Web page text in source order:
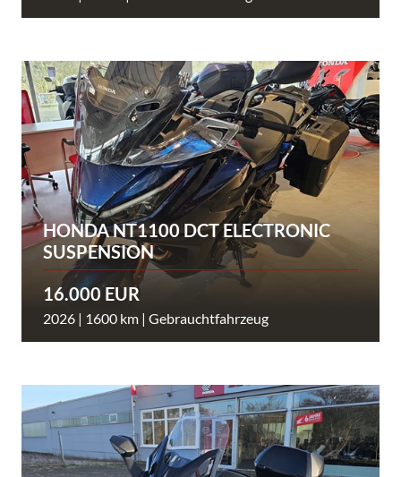
HONDA NT1100 DCT ELECTRONIC
SUSPENSION
16.000 EUR
2026 | 1600 km | Gebrauchtfahrzeug